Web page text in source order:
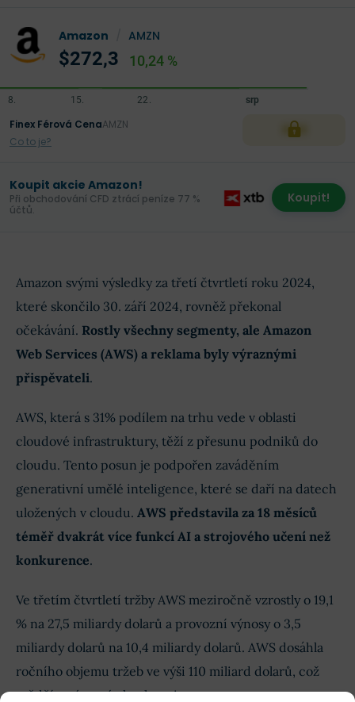
Amazon AMZN
$272,3 10,24 %
Finex Férová CenaAMZN
Co to je?
XXX
Koupit akcie Amazon!
Při obchodování CFD ztrácí peníze 77 %
účtů.
Koupit!
Amazon svými výsledky za třetí čtvrtletí roku 2024,
které skončilo 30. září 2024, rovněž překonal
očekávání. Rostly všechny segmenty, ale Amazon
Web Services (AWS) a reklama byly výraznými
přispěvateli.
AWS, která s 31% podílem na trhu vede v oblasti
cloudové infrastruktury, těží z přesunu podniků do
cloudu. Tento posun je podpořen zaváděním
generativní umělé inteligence, které se daří na datech
uložených v cloudu. AWS představila za 18 měsíců
téměř dvakrát více funkcí AI a strojového učení než
konkurence.
Ve třetím čtvrtletí tržby AWS meziročně vzrostly o 19,1
% na 27,5 miliardy dolarů a provozní výnosy o 3,5
miliardy dolarů na 10,4 miliardy dolarů. AWS dosáhla
ročního objemu tržeb ve výši 110 miliard dolarů, což
svědčí o výrazné akceleraci.